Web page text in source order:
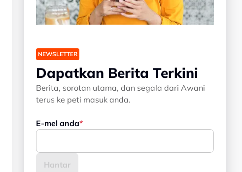
NEWSLETTER
Dapatkan Berita Terkini
Berita, sorotan utama, dan segala dari Awani
terus ke peti masuk anda.
E-mel anda